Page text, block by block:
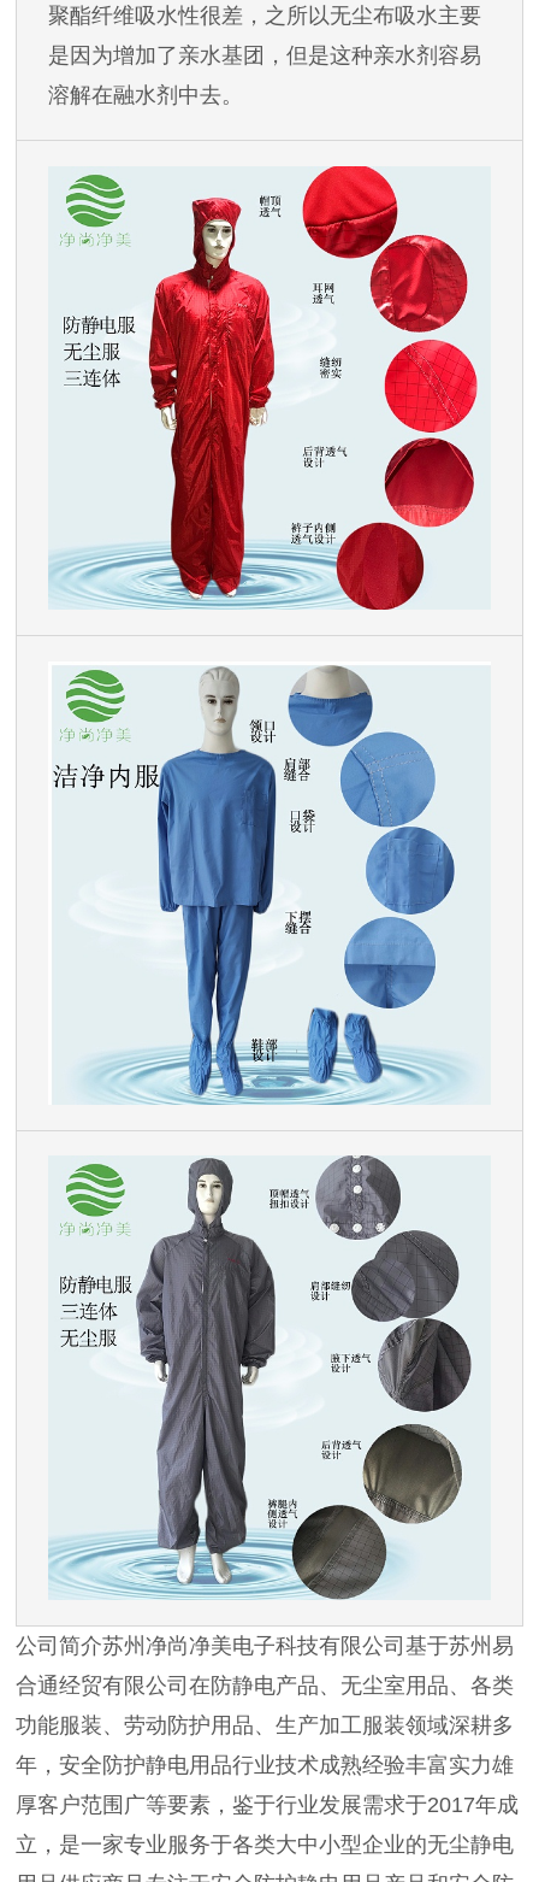
聚酯纤维吸水性很差，之所以无尘布吸水主要
是因为增加了亲水基团，但是这种亲水剂容易
溶解在融水剂中去。
公司简介苏州净尚净美电子科技有限公司基于苏州易
合通经贸有限公司在防静电产品、无尘室用品、各类
功能服装、劳动防护用品、生产加工服装领域深耕多
年，安全防护静电用品行业技术成熟经验丰富实力雄
厚客户范围广等要素，鉴于行业发展需求于2017年成
立，是一家专业服务于各类大中小型企业的无尘静电